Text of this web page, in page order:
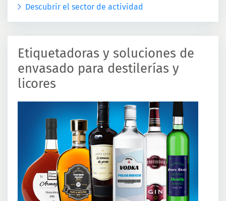
Descubrir el sector de actividad
Etiquetadoras y soluciones de
envasado para destilerías y
licores